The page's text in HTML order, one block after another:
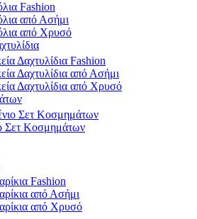
Fashion
από Ασήμι
από Χρυσό
Δαχτυλίδια Fashion
Δαχτυλίδια από Ασήμι
Δαχτυλίδια από Χρυσό
Σετ Κοσμημάτων
Σετ Κοσμημάτων
Fashion
από Ασήμι
από Χρυσό